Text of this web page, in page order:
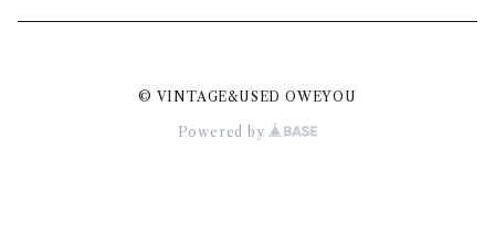
© VINTAGE&USED OWEYOU
Powered by